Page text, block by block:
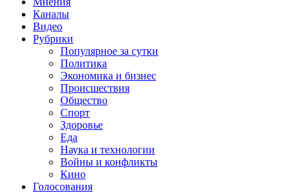
Каналы
Видео
Рубрики
Популярное за сутки
Политика
Экономика и бизнес
Происшествия
Общество
Спорт
Здоровье
Еда
Наука и технологии
Войны и конфликты
Кино
Голосования